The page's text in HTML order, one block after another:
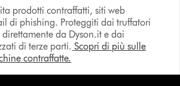
prodotti contraffatti, siti web
di phishing. Proteggiti dai truffatori
da Dyson.it e dai
di terze parti. Scopri di più sulle
contraffatte.